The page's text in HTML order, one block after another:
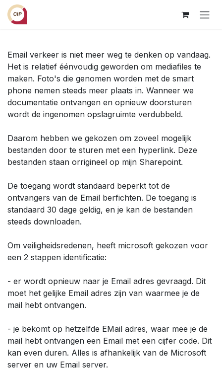
Overslaan naar inhoud
Email verkeer is niet meer weg te denken op vandaag.
Het is relatief éénvoudig geworden om mediafiles te
maken. Foto's die genomen worden met de smart
phone nemen steeds meer plaats in. Wanneer we
documentatie ontvangen en opnieuw doorsturen
wordt de ingenomen opslagruimte verdubbeld.
Daarom hebben we gekozen om zoveel mogelijk
bestanden door te sturen met een hyperlink. Deze
bestanden staan orrigineel op mijn Sharepoint.
De toegang wordt standaard beperkt tot de
ontvangers van de Email berfichten. De toegang is
standaard 30 dage geldig, en je kan de bestanden
steeds downloaden.
Om veiligheidsredenen, heeft microsoft gekozen voor
een 2 stappen identificatie:
​- er wordt opnieuw naar je Email adres gevraagd. Dit
moet het gelijke Email adres zijn van waarmee je de
mail hebt ontvangen.
​- je bekomt op hetzelfde EMail adres, waar mee je de
mail hebt ontvangen een Email met een cijfer code. Dit
kan even duren. Alles is afhankelijk van de Microsoft
server en uw Email server.